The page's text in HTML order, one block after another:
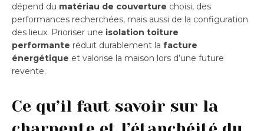
dépend du matériau de couverture choisi, des
performances recherchées, mais aussi de la configuration
des lieux. Prioriser une isolation toiture
performante réduit durablement la facture
énergétique et valorise la maison lors d’une future
revente.
Ce qu’il faut savoir sur la